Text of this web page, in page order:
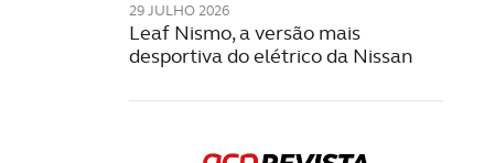
29 JULHO 2026
Leaf Nismo, a versão mais
desportiva do elétrico da Nissan